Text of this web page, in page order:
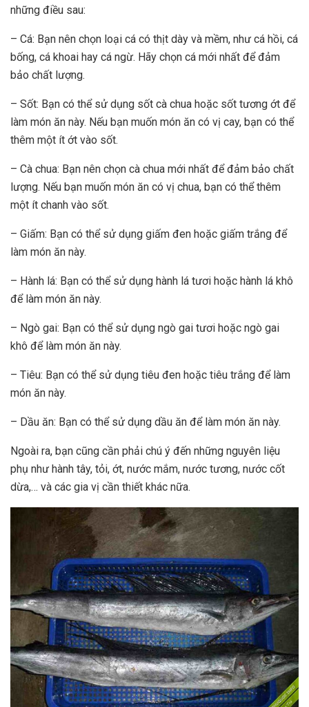
những điều sau:
– Cá: Bạn nên chọn loại cá có thịt dày và mềm, như cá hồi, cá
bống, cá khoai hay cá ngừ. Hãy chọn cá mới nhất để đảm
bảo chất lượng.
– Sốt: Bạn có thể sử dụng sốt cà chua hoặc sốt tương ớt để
làm món ăn này. Nếu bạn muốn món ăn có vị cay, bạn có thể
thêm một ít ớt vào sốt.
– Cà chua: Bạn nên chọn cà chua mới nhất để đảm bảo chất
lượng. Nếu bạn muốn món ăn có vị chua, bạn có thể thêm
một ít chanh vào sốt.
– Giấm: Bạn có thể sử dụng giấm đen hoặc giấm trắng để
làm món ăn này.
– Hành lá: Bạn có thể sử dụng hành lá tươi hoặc hành lá khô
để làm món ăn này.
– Ngò gai: Bạn có thể sử dụng ngò gai tươi hoặc ngò gai
khô để làm món ăn này.
– Tiêu: Bạn có thể sử dụng tiêu đen hoặc tiêu trắng để làm
món ăn này.
– Dầu ăn: Bạn có thể sử dụng dầu ăn để làm món ăn này.
Ngoài ra, bạn cũng cần phải chú ý đến những nguyên liệu
phụ như hành tây, tỏi, ớt, nước mắm, nước tương, nước cốt
dừa,… và các gia vị cần thiết khác nữa.